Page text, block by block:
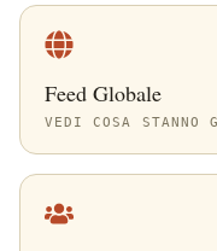
Feed Globale
VEDI COSA STANNO